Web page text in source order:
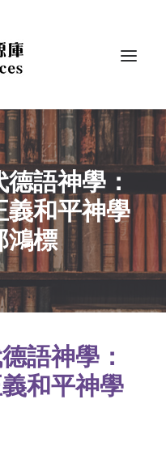
德語神學：
義和平神學
鴻標
語神學：
和平神學